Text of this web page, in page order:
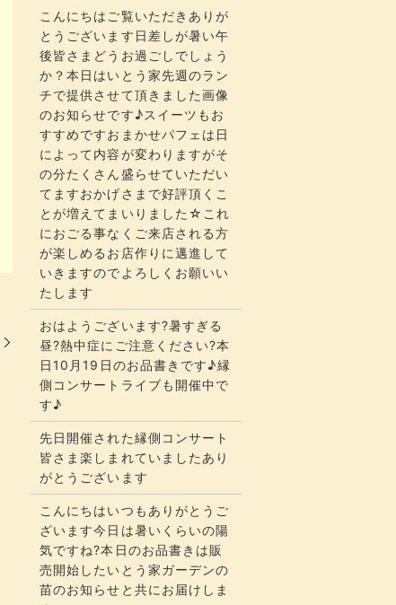
こんにちはご覧いただきありが
とうございます​​​日差しが暑い午
後皆さまどうお過ごしでしょう
か？​​​本日はいとう家先週のラン
チで提供させて頂きました画像
のお知らせです♪スイーツもお
すすめですおまかせパフェは日
によって内容が変わりますがそ
の分たくさん盛らせていただい
てます​​​おかげさまで好評頂くこ
とが増えてまいりました☆​​これ
におごる事なくご来店される方
が楽しめるお店作りに邁進して
いきますのでよろしくお願いい
たします
おはようございます?暑すぎる
昼?熱中症にご注意ください?本
日10月19日のお品書きです♪縁
側コンサートライブも開催中で
す♪
先日開催された縁側コンサート
皆さま楽しまれていましたあり
がとうございます
こんにちはいつもありがとうご
ざいます今日は暑いくらいの陽
気ですね?本日のお品書きは販
売開始したいとう家ガーデンの
苗のお知らせと共にお届けしま